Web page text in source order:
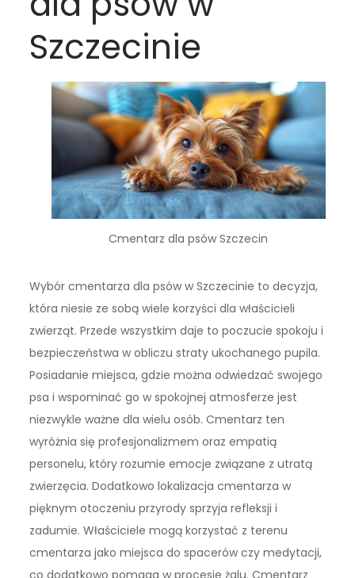
Szczecinie
Cmentarz dla psów Szczecin
Wybór cmentarza dla psów w Szczecinie to decyzja,
która niesie ze sobą wiele korzyści dla właścicieli
zwierząt. Przede wszystkim daje to poczucie spokoju i
bezpieczeństwa w obliczu straty ukochanego pupila.
Posiadanie miejsca, gdzie można odwiedzać swojego
psa i wspominać go w spokojnej atmosferze jest
niezwykle ważne dla wielu osób. Cmentarz ten
wyróżnia się profesjonalizmem oraz empatią
personelu, który rozumie emocje związane z utratą
zwierzęcia. Dodatkowo lokalizacja cmentarza w
pięknym otoczeniu przyrody sprzyja refleksji i
zadumie. Właściciele mogą korzystać z terenu
cmentarza jako miejsca do spacerów czy medytacji,